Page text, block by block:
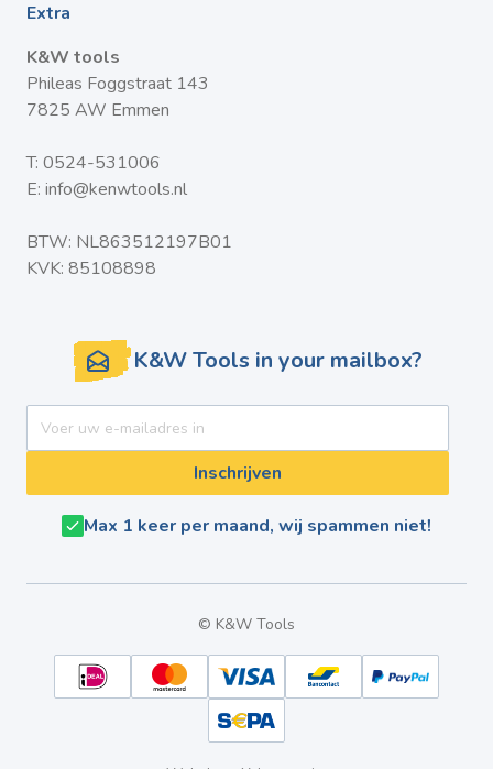
Extra
K&W tools
Phileas Foggstraat 143
7825 AW Emmen
T: 0524-531006
E: info@kenwtools.nl
BTW: NL863512197B01
KVK: 85108898
K&W Tools in your mailbox?
Inschrijven
Max 1 keer per maand, wij spammen niet!
© K&W Tools